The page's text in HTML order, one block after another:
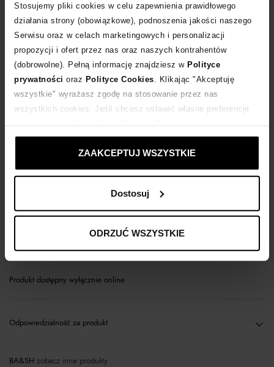
Stosujemy pliki cookies w celu zapewnienia prawidłowego
działania strony (obowiązkowe), podnoszenia jakości naszego
Serwisu oraz w celach marketingowych i personalizacji
propozycji i ofert przez nas oraz naszych kontrahentów
(dobrowolne). Pełną informację znajdziesz w Polityce
prywatności oraz Polityce Cookies . Klikając "Akceptuję
wszystkie" wyrażasz zgodę na stosowanie przez nas
wszystkich cookies. Jeśli chcesz ustawić własne preferencje
ustawienia prywatności.
ZAAKCEPTUJ WSZYSTKIE
Dostosuj
ODRZUĆ WSZYSTKIE
14 dni na zwrot towaru
+60 punktówzyskujesz w Klubie Korzyści
Kup teraz, Zapłać później!
Produkt dostępny wyłącznie online
Odpowiedzialność za produkt
BA&SH zobacz inne produkty